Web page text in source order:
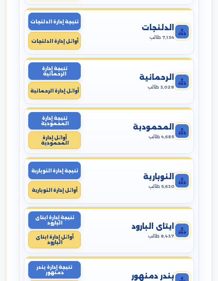
الدلنجات
7,134 طالب
نتيجة إدارة الدلنجات
أوائل إدارة الدلنجات
الرحمانية
3,028 طالب
نتيجة إدارة
الرحمانية
أوائل إدارة الرحمانية
المحمودية
4,685 طالب
نتيجة إدارة
المحمودية
أوائل إدارة
المحمودية
النوبارية
5,630 طالب
نتيجة إدارة النوبارية
أوائل إدارة النوبارية
ايتاى البارود
8,437 طالب
نتيجة إدارة ايتاى
البارود
أوائل إدارة ايتاى
البارود
بندر دمنهور
نتيجة إدارة بندر
دمنهور